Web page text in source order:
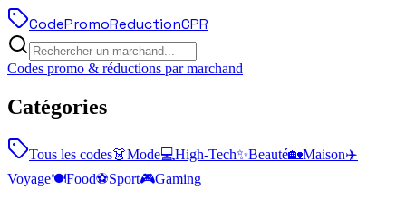
CodePromoReductionCPR
Codes promo & réductions par marchand
Catégories
Tous les codes👗Mode💻High-Tech✨Beauté🏡Maison✈️
Voyage🍽️Food⚽Sport🎮Gaming